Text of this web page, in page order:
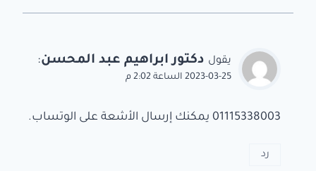
يقول دكتور ابراهيم عبد المحسن:
2023-03-25 الساعة 2:02 م
01115338003 يمكنك إرسال الأشعة على الوتساب.
رد